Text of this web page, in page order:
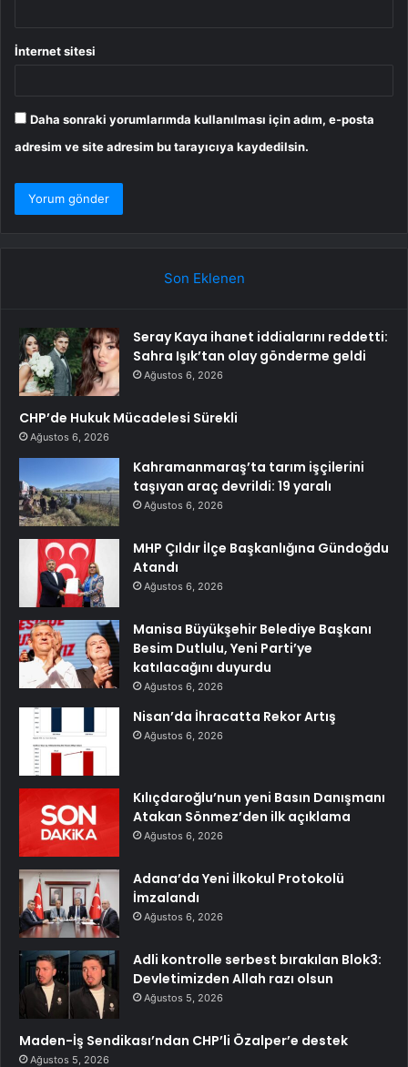
İnternet sitesi
Daha sonraki yorumlarımda kullanılması için adım, e-posta
adresim ve site adresim bu tarayıcıya kaydedilsin.
Son Eklenen
Seray Kaya ihanet iddialarını reddetti:
Sahra Işık’tan olay gönderme geldi
Ağustos 6, 2026
CHP’de Hukuk Mücadelesi Sürekli
Ağustos 6, 2026
Kahramanmaraş’ta tarım işçilerini
taşıyan araç devrildi: 19 yaralı
Ağustos 6, 2026
MHP Çıldır İlçe Başkanlığına Gündoğdu
Atandı
Ağustos 6, 2026
Manisa Büyükşehir Belediye Başkanı
Besim Dutlulu, Yeni Parti’ye
katılacağını duyurdu
Ağustos 6, 2026
Nisan’da İhracatta Rekor Artış
Ağustos 6, 2026
Kılıçdaroğlu’nun yeni Basın Danışmanı
Atakan Sönmez’den ilk açıklama
Ağustos 6, 2026
Adana’da Yeni İlkokul Protokolü
İmzalandı
Ağustos 6, 2026
Adli kontrolle serbest bırakılan Blok3:
Devletimizden Allah razı olsun
Ağustos 5, 2026
Maden-İş Sendikası’ndan CHP’li Özalper’e destek
Ağustos 5, 2026